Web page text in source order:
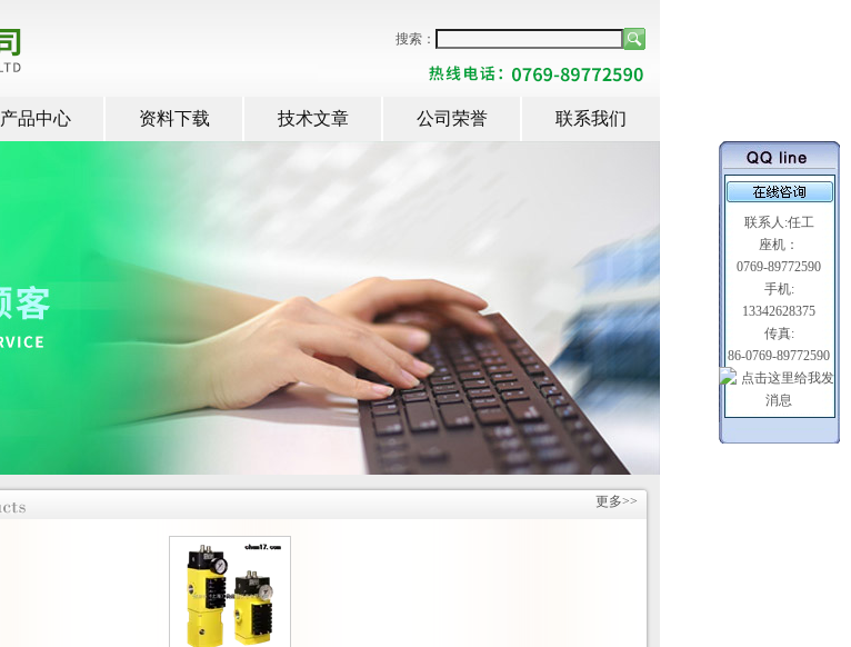
搜索：
产品中心 资料下载 技术文章 公司荣誉 联系我们
更多>>
联系人:任工
座机：
0769-89772590
手机:
13342628375
传真:
86-0769-89772590